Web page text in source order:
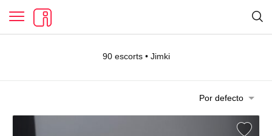
90 escorts • Jimki
Por defecto